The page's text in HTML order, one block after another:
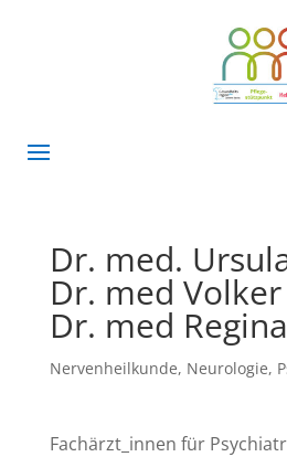
Dr. med.
Dr. med
Dr. med
Nervenheilkunde, Neurologie,
Fachärzt_innen für